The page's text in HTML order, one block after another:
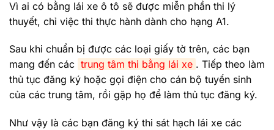
Vì ai có bằng lái xe ô tô sẽ được miễn phần thi lý
thuyết, chỉ việc thi thực hành dành cho hạng A1.
Sau khi chuẩn bị được các loại giấy tờ trên, các bạn
mang đến các trung tâm thi bằng lái xe . Tiếp theo làm
thủ tục đăng ký hoặc gọi điện cho cán bộ tuyển sinh
của các trung tâm, rồi gặp họ để làm thủ tục đăng ký.
Như vậy là các bạn đăng ký thi sát hạch lái xe các